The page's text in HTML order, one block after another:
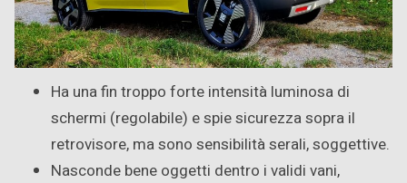
Ha una fin troppo forte intensità luminosa di
schermi (regolabile) e spie sicurezza sopra il
retrovisore, ma sono sensibilità serali, soggettive.
Nasconde bene oggetti dentro i validi vani,